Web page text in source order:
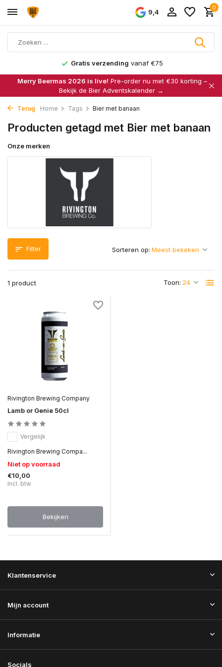
9,4
0
Gratis verzending vanaf €75
Merry Beermas 2026 is live! Pre-order nu met €30 korting –
Bekijk de Bier Adventskalender →
Terug Home Tags Bier met banaan
Producten getagd met Bier met banaan
Onze merken
Filter
1 product Toon:
Sorteren op:
Rivington Brewing Company
Lamb or Genie 50cl
Vergelijk
Rivington Brewing Compa...
Niet op voorraad
€10,00
Incl. btw
Bekijken
Klantenservice
Mijn account
Informatie
Socials